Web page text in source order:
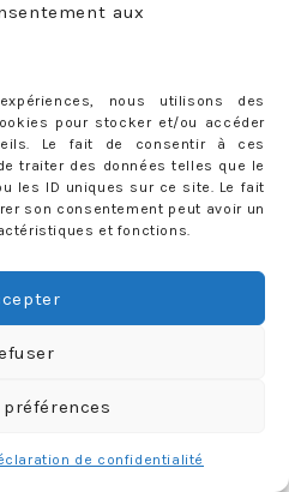
aux
nous utilisons des
pour stocker et/ou accéder
Le fait de consentir à ces
traiter des données telles que le
les ID uniques sur ce site. Le fait
son consentement peut avoir un
et fonctions.
de confidentialité
au Café Soprano
, dans Le
l’une des meilleures pizzas
choix
sur les chapeaux de roues
et Juju,
« live escape game » situé non
avez 1h pour tenter de